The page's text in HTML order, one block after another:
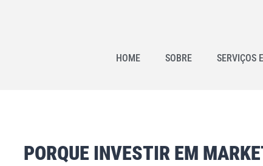
HOME SOBRE SERVIÇOS
PORQUE INVESTIR EM